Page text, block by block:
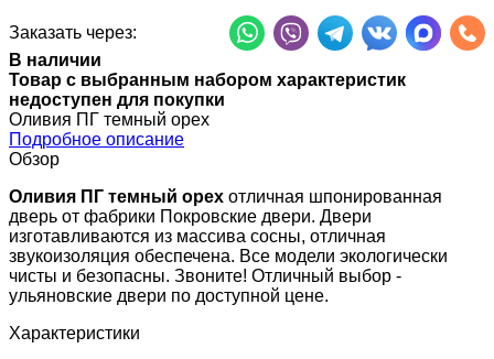
Заказать через:
В наличии
Товар с выбранным набором характеристик
недоступен для покупки
Оливия ПГ темный орех
Подробное описание
Обзор
Оливия ПГ темный орех отличная шпонированная
дверь от фабрики Покровские двери. Двери
изготавливаются из массива сосны, отличная
звукоизоляция обеспечена. Все модели экологически
чисты и безопасны. Звоните! Отличный выбор -
ульяновские двери по доступной цене.
Характеристики